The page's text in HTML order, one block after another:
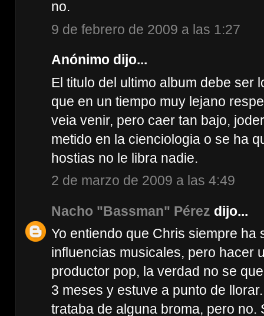
no.
9 de febrero de 2009 a las 1:27
Anónimo dijo...
El titulo del ultimo album debe ser
que en un tiempo muy lejano
veia venir, pero caer tan bajo,
metido en la cienciologia o se ha
hostias no le libra nadie.
2 de marzo de 2009 a las 4:49
Nacho "Bassman" Pérez dijo...
Yo entiendo que Chris siempre ha
influencias musicales, pero hacer
productor pop, la verdad no se
3 meses y estuve a punto de
trataba de alguna broma, pero no.